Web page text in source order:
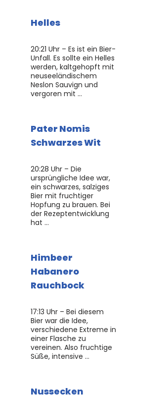
Helles
20:21 Uhr – Es ist ein Bier-
Unfall. Es sollte ein Helles
werden, kaltgehopft mit
neuseeländischem
Neslon Sauvign und
vergoren mit …
Pater Nomis
Schwarzes Wit
20:28 Uhr – Die
ursprüngliche Idee war,
ein schwarzes, salziges
Bier mit fruchtiger
Hopfung zu brauen. Bei
der Rezeptentwicklung
hat …
Himbeer
Habanero
Rauchbock
17:13 Uhr – Bei diesem
Bier war die Idee,
verschiedene Extreme in
einer Flasche zu
vereinen. Also fruchtige
Süße, intensive …
Nussecken